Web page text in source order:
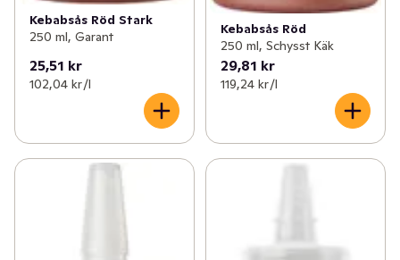
Kebabsås Röd Stark
250 ml, Garant
25,51 kr
102,04 kr /l
Kebabsås Röd
250 ml, Schysst Käk
29,81 kr
119,24 kr /l